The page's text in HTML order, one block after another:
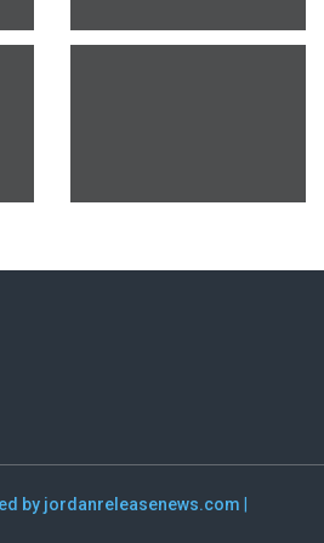
by jordanreleasenews.com